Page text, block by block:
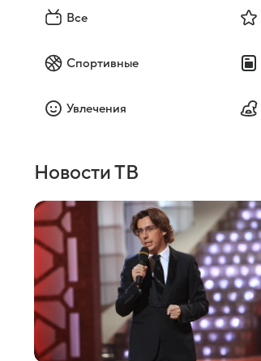
Все
Спортивные
Увлечения
Новости ТВ